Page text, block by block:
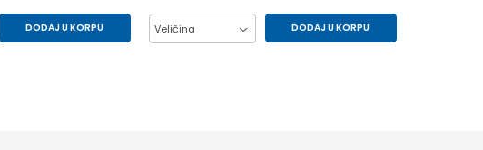
DODAJ U KORPU Veličina DODAJ U KORPU